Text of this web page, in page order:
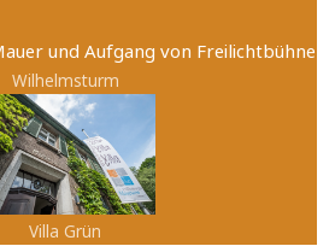
Wilhelmsturm
Villa Grün